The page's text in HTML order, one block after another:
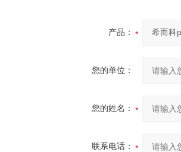
产品：
您的单位：
您的姓名：
联系电话：